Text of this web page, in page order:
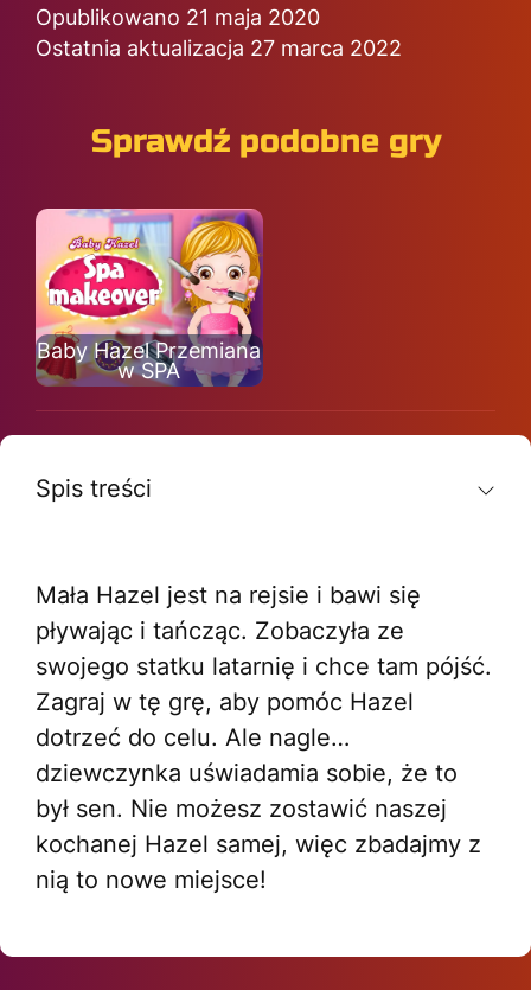
Opublikowano 21 maja 2020
Ostatnia aktualizacja 27 marca 2022
Sprawdź podobne gry
Baby Hazel Przemiana
w SPA
Spis treści
Mała Hazel jest na rejsie i bawi się
pływając i tańcząc. Zobaczyła ze
swojego statku latarnię i chce tam pójść.
Zagraj w tę grę, aby pomóc Hazel
dotrzeć do celu. Ale nagle…
dziewczynka uświadamia sobie, że to
był sen. Nie możesz zostawić naszej
kochanej Hazel samej, więc zbadajmy z
nią to nowe miejsce!